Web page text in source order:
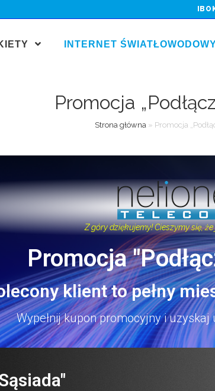
INTERNET
Promocja
Strona główna » Promocja
Z góry dziękujemy! Cieszymy się,
Promocja
klient to pełny
Wypełnij kupon promocyjny i